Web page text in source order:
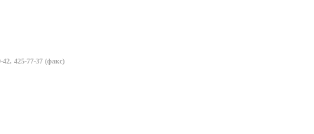
425-77-37 (факс)